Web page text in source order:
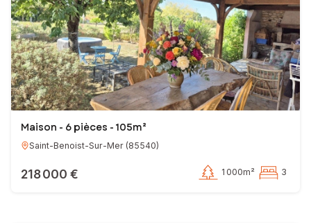
Maison - 6 pièces - 105m²
Saint-Benoist-Sur-Mer (85540)
218 000 € 1 000m² 3